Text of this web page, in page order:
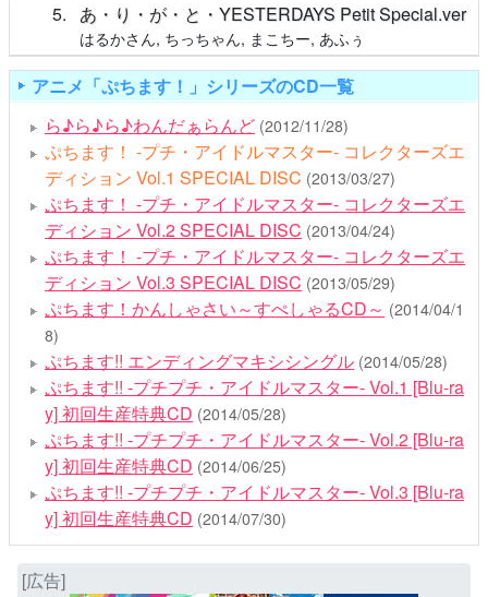
5
あ・り・が・と・YESTERDAYS Petit Special.ver
はるかさん, ちっちゃん, まこちー, あふぅ
アニメ「ぷちます！」シリーズのCD一覧
ら♪ら♪ら♪わんだぁらんど (2012/11/28)
ぷちます！ -プチ・アイドルマスター- コレクターズエ
ディション Vol.1 SPECIAL DISC (2013/03/27)
ぷちます！ -プチ・アイドルマスター- コレクターズエ
ディション Vol.2 SPECIAL DISC (2013/04/24)
ぷちます！ -プチ・アイドルマスター- コレクターズエ
ディション Vol.3 SPECIAL DISC (2013/05/29)
ぷちます！かんしゃさい～すぺしゃるCD～ (2014/04/1
8)
ぷちます!! エンディングマキシシングル (2014/05/28)
ぷちます!! -プチプチ・アイドルマスター- Vol.1 [Blu-ra
y] 初回生産特典CD (2014/05/28)
ぷちます!! -プチプチ・アイドルマスター- Vol.2 [Blu-ra
y] 初回生産特典CD (2014/06/25)
ぷちます!! -プチプチ・アイドルマスター- Vol.3 [Blu-ra
y] 初回生産特典CD (2014/07/30)
[広告]